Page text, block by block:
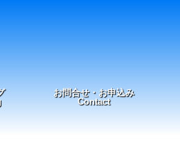
お問合せ・お申込み
Contact